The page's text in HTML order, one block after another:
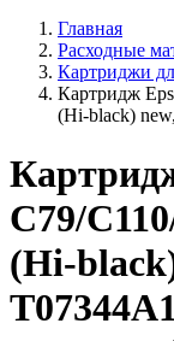
Главная
Расходные
Картриджи
Картридж
(Hi-black)
C79/
(Hi-